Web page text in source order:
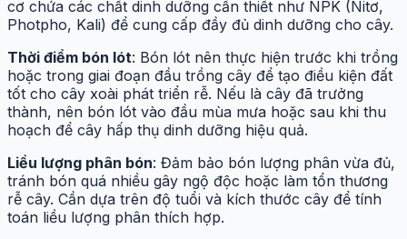
cơ chứa các chất dinh dưỡng cần thiết như NPK (Nitơ,
Photpho, Kali) để cung cấp đầy đủ dinh dưỡng cho cây.
Thời điểm bón lót: Bón lót nên thực hiện trước khi trồng
hoặc trong giai đoạn đầu trồng cây để tạo điều kiện đất
tốt cho cây xoài phát triển rễ. Nếu là cây đã trưởng
thành, nên bón lót vào đầu mùa mưa hoặc sau khi thu
hoạch để cây hấp thụ dinh dưỡng hiệu quả.
Liều lượng phân bón: Đảm bảo bón lượng phân vừa đủ,
tránh bón quá nhiều gây ngộ độc hoặc làm tổn thương
rễ cây. Cần dựa trên độ tuổi và kích thước cây để tính
toán liều lượng phân thích hợp.